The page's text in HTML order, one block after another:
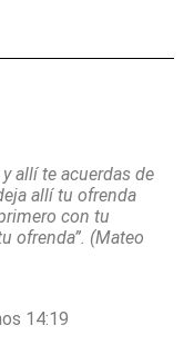
allí te acuerdas de
allí tu ofrenda
con tu
ofrenda”. (Mateo
14:19